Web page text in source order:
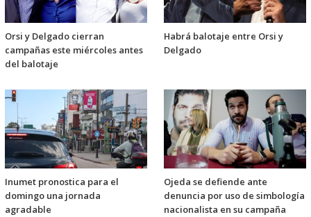
Orsi y Delgado cierran
campañas este miércoles antes
del balotaje
Habrá balotaje entre Orsi y
Delgado
Inumet pronostica para el
domingo una jornada
agradable
Ojeda se defiende ante
denuncia por uso de simbología
nacionalista en su campaña